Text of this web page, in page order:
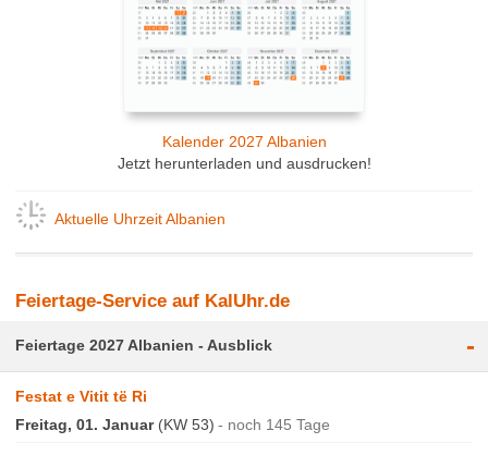
Kalender 2027 Albanien
Jetzt herunterladen und ausdrucken!
Aktuelle Uhrzeit Albanien
Feiertage-Service auf KalUhr.de
Feiertage 2027 Albanien - Ausblick -
Festat e Vitit të Ri
Freitag, 01. Januar(KW 53) noch 145 Tage